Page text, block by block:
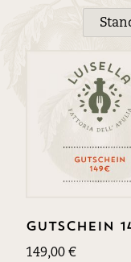
Gutschein
149,00 €